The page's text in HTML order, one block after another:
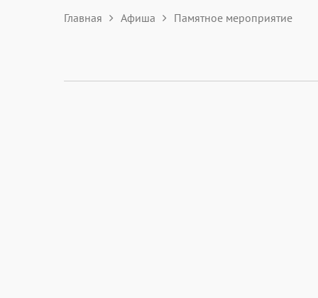
Главная Афиша Памятное мероприятие